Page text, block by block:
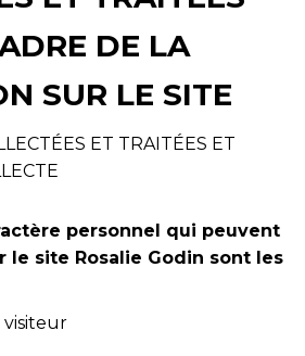
DE LA
SUR LE SITE
ET TRAITÉES ET
personnel qui peuvent
le site Rosalie Godin sont les